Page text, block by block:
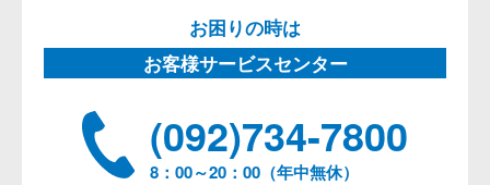
お困りの時は
お客様サービスセンター
(092)734-7800
8：00～20：00（年中無休）